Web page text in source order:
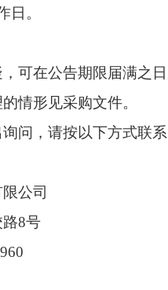
日。
可在公告期限届满之
情形见采购文件。
问，请按以下方式联系
公司
8号